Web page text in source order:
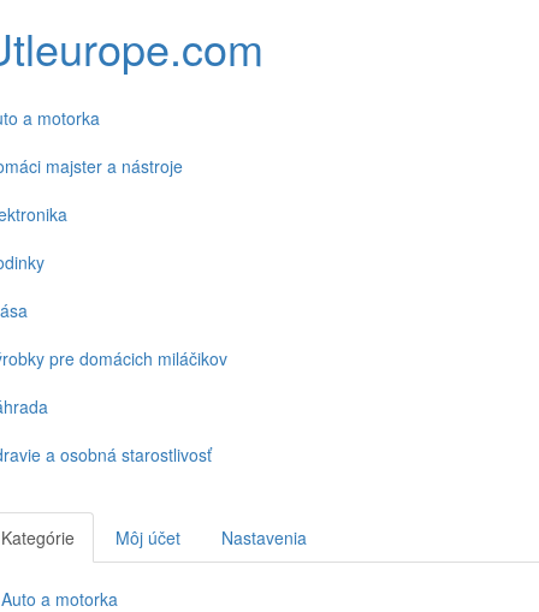
a motorka
majster a nástroje
pre domácich miláčikov
a osobná starostlivosť
Kategórie Môj účet Nastavenia
Auto a motorka